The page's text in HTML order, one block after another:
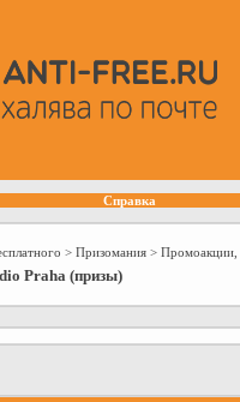
Справка
> Призомания > Промоакции,
Praha (призы)